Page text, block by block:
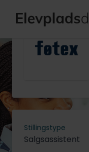
Stillingstype
Salgsassistent